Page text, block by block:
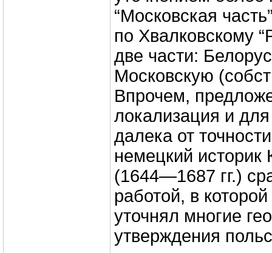
“Московская
по Хвалковскому
две части:
Московскую
Впрочем,
локализация и
далека от
немецкий историк
(1644—1687 гг.)
работой, в
уточнял многие
утверждения